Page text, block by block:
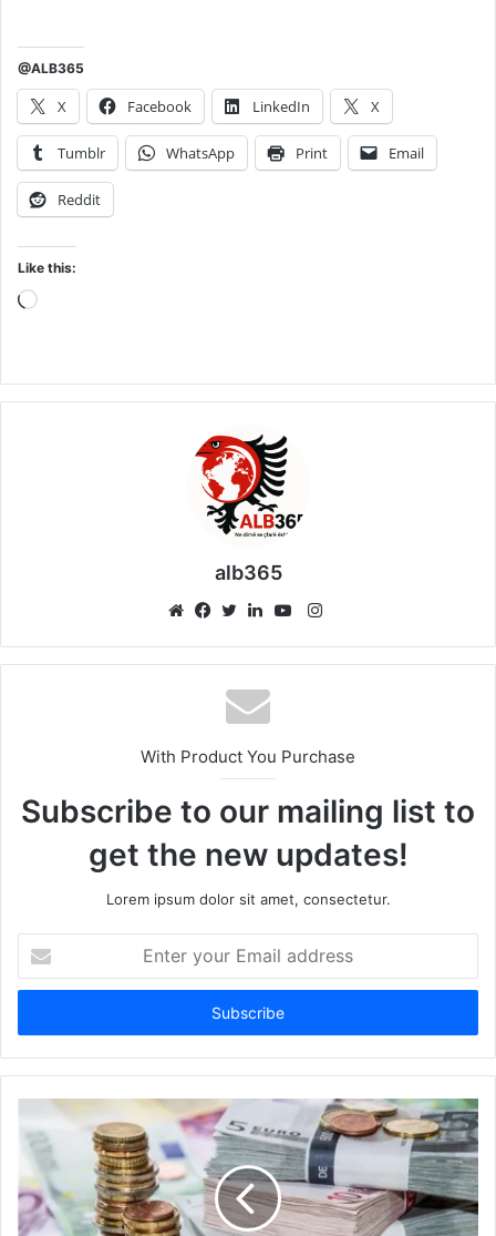
@ALB365
X Facebook LinkedIn X
Tumblr WhatsApp Print Email
Reddit
Like this:
Loading…
alb365
Instagram
With Product You Purchase
Subscribe to our mailing list to
get the new updates!
Lorem ipsum dolor sit amet, consectetur.
your
Email